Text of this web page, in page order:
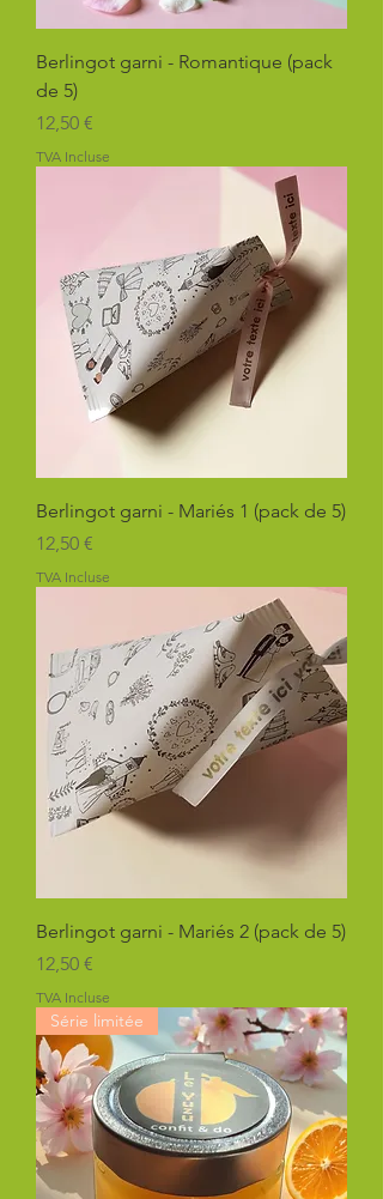
Berlingot garni - Romantique (pack
de 5)
Prix
12,50 €
TVA Incluse
Berlingot garni - Mariés 1 (pack de 5)
Prix
12,50 €
TVA Incluse
Berlingot garni - Mariés 2 (pack de 5)
Prix
12,50 €
TVA Incluse
Série limitée